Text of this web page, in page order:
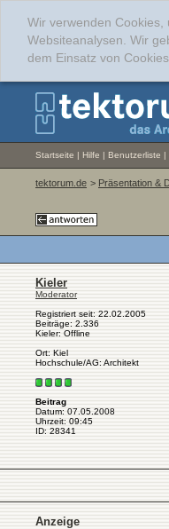
Wir verwenden
Websiteanalysen. Wir
dem Einsatz von
Startseite | Hilfe | Benutzerliste |
tektorum.de > Präsentation &
Kieler
Moderator
Registriert seit: 22.02.2005
Beiträge: 2.336
Kieler: Offline
Ort: Kiel
Hochschule/AG: Architekt
Beitrag
Datum: 07.05.2008
Uhrzeit: 09:45
ID: 28341
Anzeige